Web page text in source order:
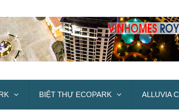
BIỆT THỰ ECOPARK ALLUVIA